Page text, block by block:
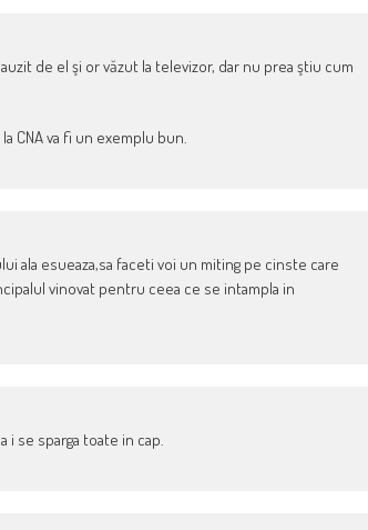
de el şi or văzut la televizor, dar nu prea ştiu cum
CNA va fi un exemplu bun.
ala esueaza,sa faceti voi un miting pe cinste care
vinovat pentru ceea ce se intampla in
i se sparga toate in cap.